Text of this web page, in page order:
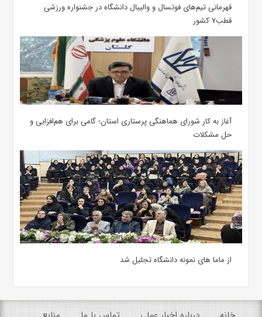
قهرمانی تیم‌های فوتسال و والیبال دانشگاه در جشنواره ورزشی
قطب۷ کشور
آغاز به کار شورای هماهنگی پرستاری استان؛ گامی برای هم‌افزایی و
حل مشکلات
از ماما های نمونه دانشگاه تجلیل شد